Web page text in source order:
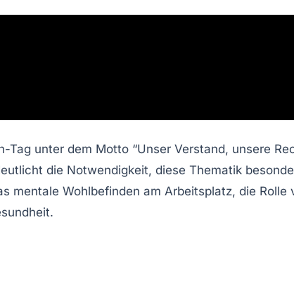
unter dem Motto “Unser Verstand, unsere
die Notwendigkeit, diese Thematik
mentale Wohlbefinden am Arbeitsplatz, die Rolle